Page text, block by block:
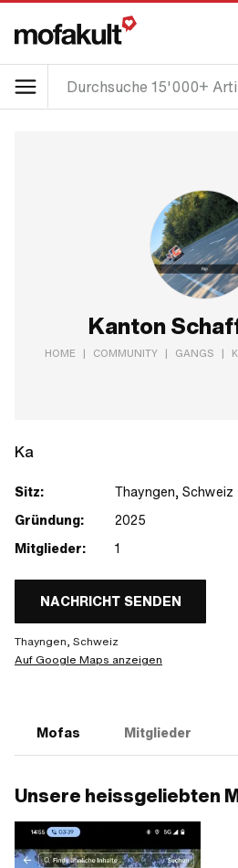
Kanton
HOME | COMMUNITY | GANGS |
Ka
Sitz:
Thayngen, Schweiz
Gründung:
2025
Mitglieder:
1
NACHRICHT SENDEN
Thayngen, Schweiz
Auf Google Maps anzeigen
Mofas Mitglieder
Unsere heissgeliebten